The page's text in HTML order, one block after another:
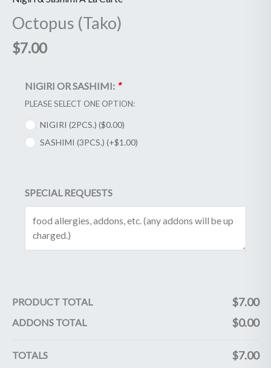
Octopus (Tako)
$7.00
NIGIRI OR SASHIMI: *
PLEASE SELECT ONE OPTION:
NIGIRI (2PCS.) ($0.00)
SASHIMI (3PCS.) (+$1.00)
SPECIAL REQUESTS
PRODUCT TOTAL $7.00
ADDONS TOTAL $0.00
TOTALS $7.00